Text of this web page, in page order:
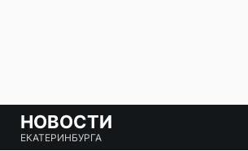
НОВОСТИ
ЕКАТЕРИНБУРГА